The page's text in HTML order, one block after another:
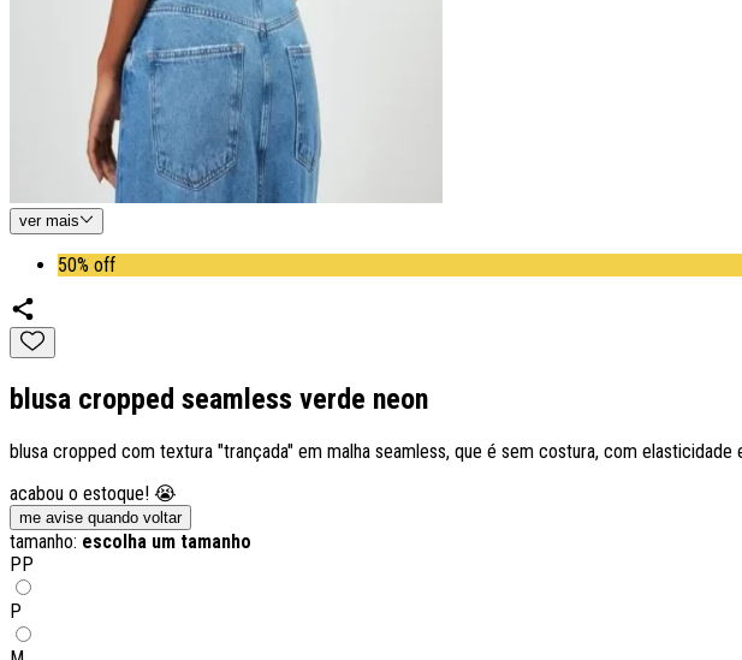
ver mais
50% off
blusa cropped seamless verde neon
blusa cropped com textura "trançada" em malha seamless, que é sem costura, com
acabou o estoque! 😭
me avise quando voltar
tamanho: escolha um tamanho
PP
P